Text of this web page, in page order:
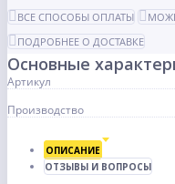
ВСЕ СПОСОБЫ ОПЛАТЫ
ПОДРОБНЕЕ О ДОСТАВКЕ
Основные
Артикул
Производство
ОПИСАНИЕ
ОТЗЫВЫ И ВОПРОСЫ